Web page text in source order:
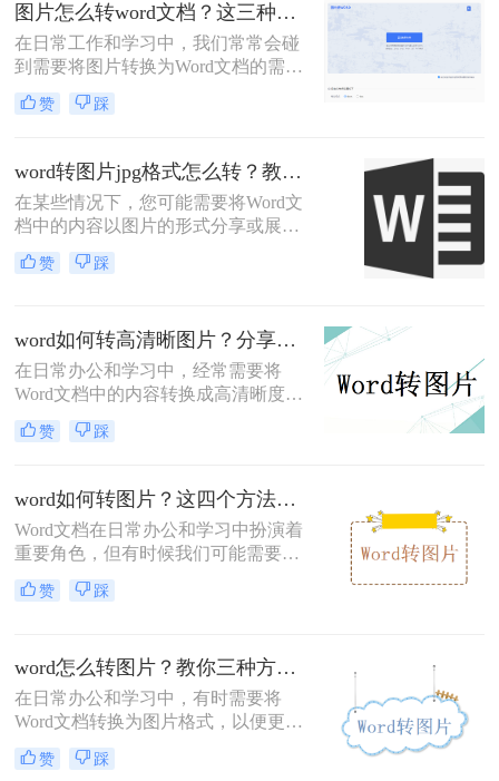
杂，但实际上有很多简单的方法可以
实现。那么如何word转图片呢？以下
是一些常用的方法，帮助你轻松将
图片怎么转word文档？这三种方法，让你操作更加简单！
在日常工作和学习中，我们常常会碰
到需要将图片转换为Word文档的需
求，而这个过程有时候会让人感到比
较繁琐。那么图片怎么转word文档
项任务，本文将介绍三种简单易行的
方法，让你轻松将图片转换成Word文
档。
赞 踩
word转图片jpg格式怎么转？教你三招轻松转换！
在某些情况下，您可能需要将Word文
档中的内容以图片的形式分享或展
示。这不仅有助于保护文档内容不被
编辑，还能确保格式的一致性，特别
种不同的方法来实现Word文档到JPG
图片的转换。
赞 踩
word如何转高清晰图片？分享这二个方法！
在日常办公和学习中，经常需要将
Word文档中的内容转换成高清晰度的
图片格式，以便进行分享、演示或嵌
入到其他文档中。那么word如何转高
文档转换为高清晰图片的有效方法，
帮助用户轻松应对这一需求。
赞 踩
word如何转图片？这四个方法你一定要知道！
Word文档在日常办公和学习中扮演着
重要角色，但有时候我们可能需要将
其转换为图片格式以满足特定的需
求。那么word如何转图片呢？本文将
赞 踩
word怎么转图片？教你三种方法！
在日常办公和学习中，有时需要将
Word文档转换为图片格式，以便更好
地进行分享、展示或保存。那么word
怎么转图片呢？本文将介绍三种将
赞 踩